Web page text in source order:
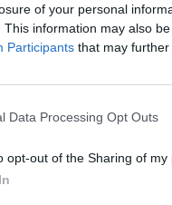
of your personal
This information may also
Participants that may further
Data Processing Opt Outs
opt-out of the Sharing of my
που
λειτουργία του
στην χώρα
την
ανισοτήτων.
του
έχει